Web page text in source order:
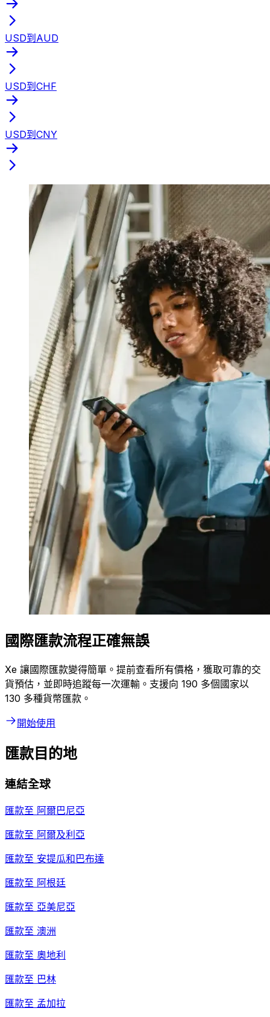
USD到AUD
USD到CHF
USD到CNY
國際匯款流程正確無誤
Xe 讓國際匯款變得簡單。提前查看所有價格，獲取可靠的交
貨預估，並即時追蹤每一次運輸。支援向 190 多個國家以
130 多種貨幣匯款。
開始使用
匯款目的地
連結全球
匯款至 阿爾巴尼亞
匯款至 阿爾及利亞
匯款至 安提瓜和巴布達
匯款至 阿根廷
匯款至 亞美尼亞
匯款至 澳洲
匯款至 奧地利
匯款至 巴林
匯款至 孟加拉